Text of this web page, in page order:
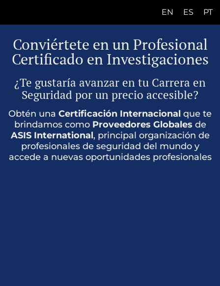
EN ES
PT
Conviértete en un Profesional
Certificado en Investigaciones
¿Te gustaría avanzar en tu Carrera en
Seguridad por un precio accesible?
Obtén una Certificación Internacional que te
brindamos como Proveedores Globales de
ASIS International, principal organización de
profesionales de seguridad del mundo y
accede a nuevas oportunidades profesionales